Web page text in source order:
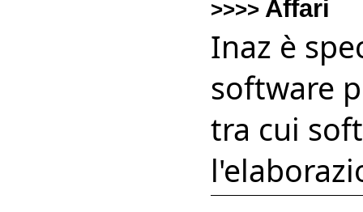
>>>> Affari
Inaz è
software
tra cui